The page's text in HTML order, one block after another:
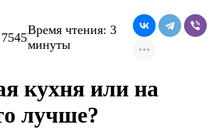
7545
Время чтения: 3
минуты
кухня или на
лучше?